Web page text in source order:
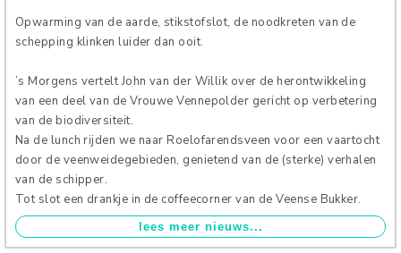
Opwarming van de aarde, stikstofslot, de noodkreten van de
schepping klinken luider dan ooit.
’s Morgens vertelt John van der Willik over de herontwikkeling
van een deel van de Vrouwe Vennepolder gericht op verbetering
van de biodiversiteit.
Na de lunch rijden we naar Roelofarendsveen voor een vaartocht
door de veenweidegebieden, genietend van de (sterke) verhalen
van de schipper.
Tot slot een drankje in de coffeecorner van de Veense Bukker.